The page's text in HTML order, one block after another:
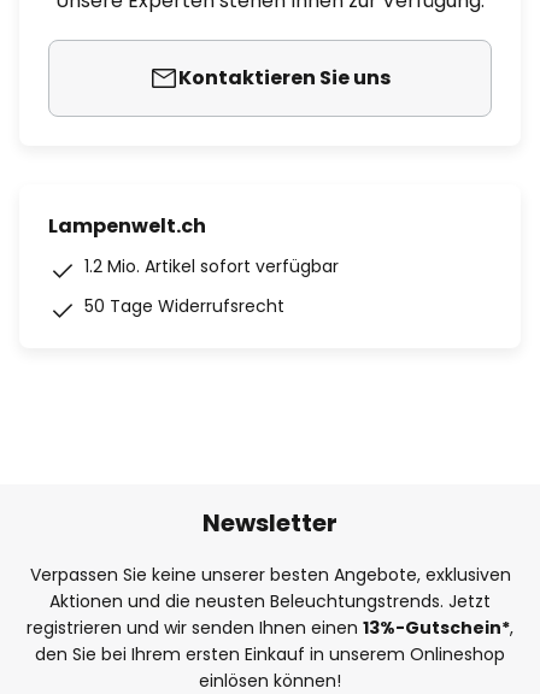
Kontaktieren Sie uns
Lampenwelt.ch
1.2 Mio. Artikel sofort verfügbar
50 Tage Widerrufsrecht
Newsletter
Verpassen Sie keine unserer besten Angebote, exklusiven
Aktionen und die neusten Beleuchtungstrends. Jetzt
registrieren und wir senden Ihnen einen 13%-Gutschein*,
den Sie bei Ihrem ersten Einkauf in unserem Onlineshop
einlösen können!